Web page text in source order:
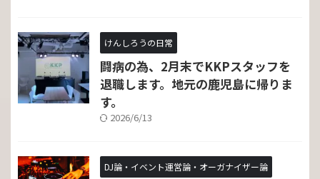
けんしろうの日常
闘病の為、2月末でKKPスタッフを
退職します。地元の鹿児島に帰りま
す。
2026/6/13
DJ論・イベント運営論・オーガナイザー論